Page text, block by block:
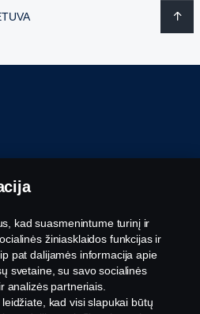
kad suasmenintume turinį ir
žiniasklaidos funkcijas ir
pat dalijamės informacija apie
svetaine, su savo socialinės
analizės partneriais.
kad visi slapukai būtų